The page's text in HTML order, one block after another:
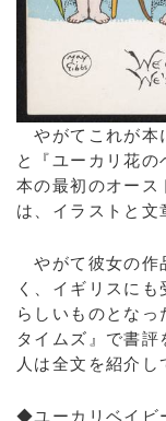
やがてこれが本
と『ユーカリ花
本の最初のオース
は、イラストと文
やがて彼女の作
く、イギリスに
らしいものとな
タイムズ』で書
人は全文を紹介し
◆ユーカリベイビ